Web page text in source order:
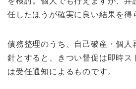
任したほうが確実に良い結果を得
債務整理のうち、自己破産・個人
針とすると、きつい督促は即時ス
は受任通知によるものです。